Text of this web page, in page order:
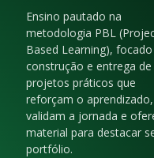
Ensino pautado na
metodologia PBL
Based Learning),
construção e entrega de
projetos práticos que
reforçam o aprendizado,
validam a jornada e
material para destacar
portfólio.